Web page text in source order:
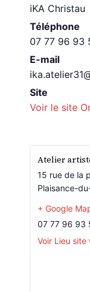
iKA Christau
Téléphone
07 77 96 93
E-mail
Site
Voir le site
Atelier
15 rue de la
Plaisance-
+ Google
07 77 96 93
Voir Lieu site